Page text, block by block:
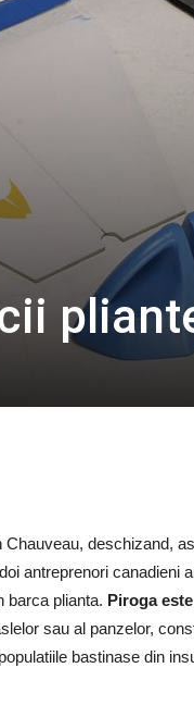
deschizand,
antreprenori canadieni
barca plianta. Piroga
sau al panzelor,
bastinase din